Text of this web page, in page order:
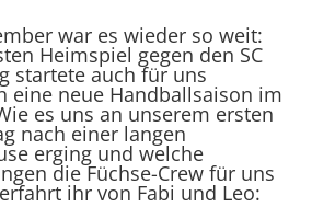
war es wieder so weit:
Heimspiel gegen den SC
startete auch für uns
eine neue Handballsaison im
es uns an unserem ersten
nach einer langen
erging und welche
die Füchse-Crew für uns
ihr von Fabi und Leo: